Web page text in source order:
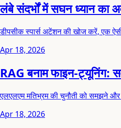
लंबे संदर्भों में सघन ध्यान का
डीपसीक स्पार्स अटेंशन की खोज करें, एक
Apr 18, 2026
RAG बनाम फाइन-ट्यूनिंग:
एलएलएम मतिभ्रम की चुनौती को समझने
Apr 18, 2026